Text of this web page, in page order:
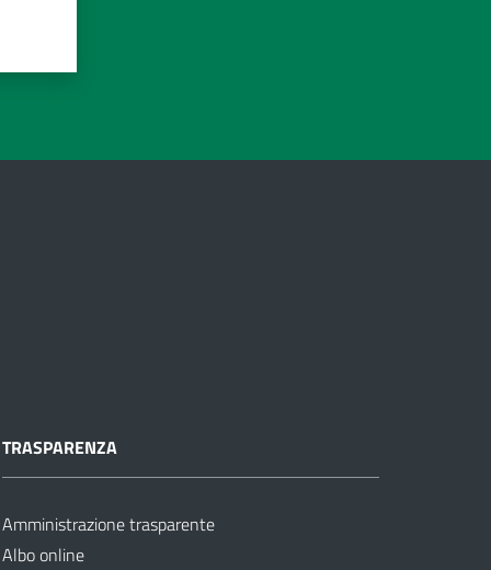
TRASPARENZA
Amministrazione trasparente
Albo online